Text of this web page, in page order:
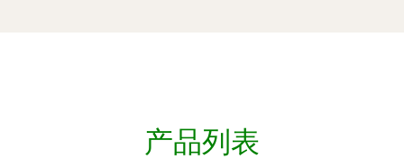
产品列表